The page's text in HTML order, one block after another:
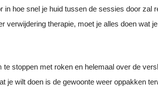
in hoe snel je huid tussen de sessies door zal
verwijdering therapie, moet je alles doen wat
te stoppen met roken en helemaal over de
je wilt doen is de gewoonte weer oppakken